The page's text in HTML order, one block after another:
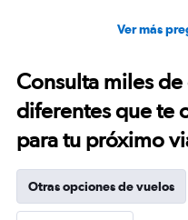
Ver más
Consulta miles
diferentes que te
para tu próximo
Otras opciones de vuelos